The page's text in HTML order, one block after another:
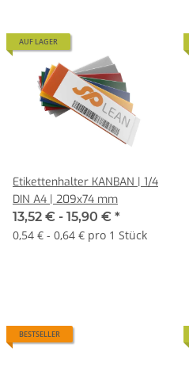
AUF LAGER
Etikettenhalter KANBAN | 1/4
DIN A4 | 209x74 mm
13,52 € - 15,90 € *
0,54 € - 0,64 € pro 1 Stück
BESTSELLER